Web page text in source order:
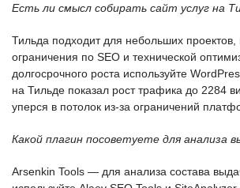
Есть ли смысл собирать сайт услуг на
Тильда подходит для небольших
ограничения по SEO и технической
долгосрочного роста используйте
на Тильде показал рост трафика до 2284
уперся в потолок из-за ограничений
Какой плагин посоветуете для анализа
Arsenkin Tools — для анализа состава